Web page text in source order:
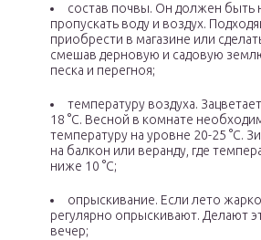
состав почвы. Он должен быть
пропускать воду и воздух.
приобрести в магазине или
смешав дерновую и садовую
песка и перегноя;
температуру воздуха.
18 °С. Весной в комнате
температуру на уровне 20-25 °С.
на балкон или веранду, где
ниже 10 °С;
опрыскивание. Если лето
регулярно опрыскивают. Делают
вечер;